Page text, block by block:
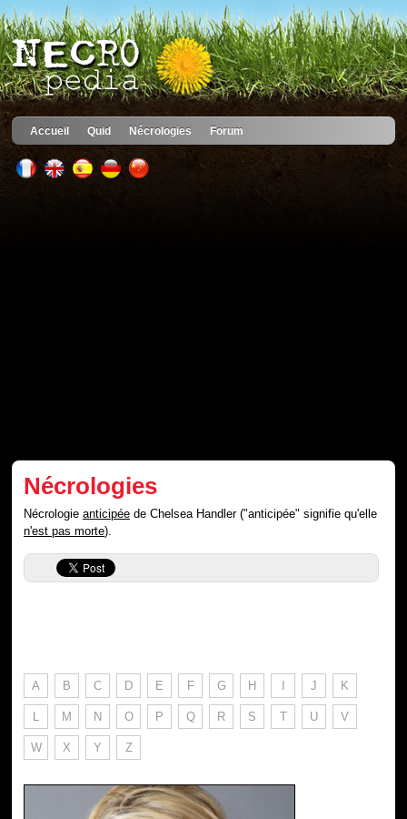
Accueil Quid Nécrologies Forum
Nécrologies
Nécrologieanticipée de Chelsea Handler ("anticipée" signifie qu'elle
n'est pas morte).
A B C D E F G H I J K
L M N O P Q R S T U V
W X Y Z